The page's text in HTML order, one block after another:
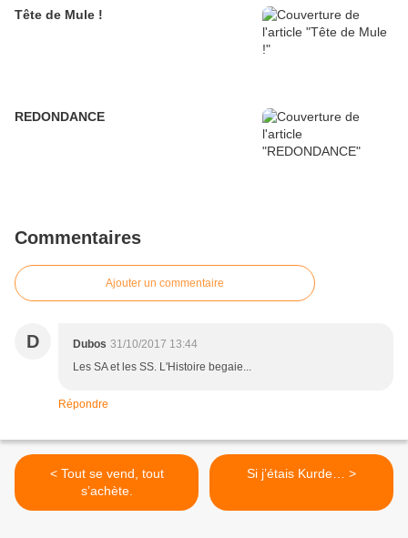
Tête de Mule !
REDONDANCE
Commentaires
Ajouter un commentaire
D Dubos 31/10/2017 13:44
Les SA et les SS. L'Histoire begaie...
Répondre
< Tout se vend, tout
s’achète.
Si j’étais Kurde… >